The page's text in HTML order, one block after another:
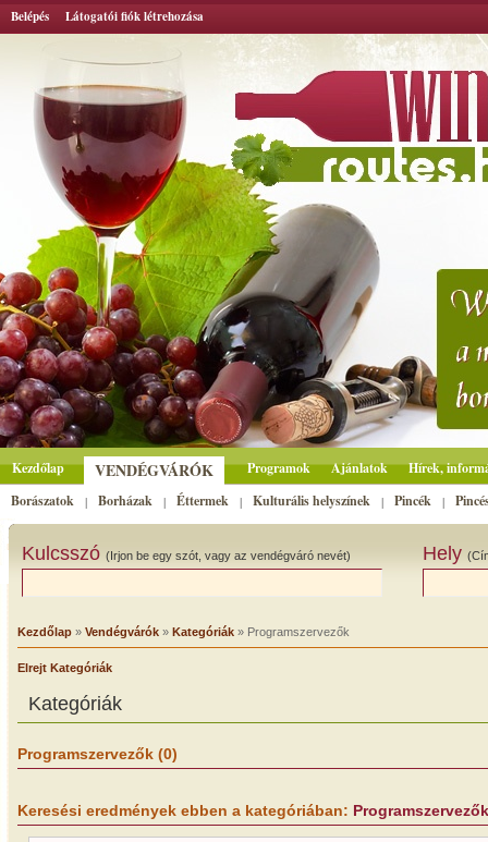
Belépés Látogatói fiók létrehozása
Kezdőlap VENDÉGVÁRÓK Programok Ajánlatok
Hírek,
Borászatok
| Borházak | Éttermek | Kulturális helyszínek | Pincék |
Kulcsszó (Irjon be egy szót, vagy az vendégváró nevét) Hely
Kezdőlap » Vendégvárók » Kategóriák » Programszervezők
Elrejt Kategóriák
Kategóriák
Programszervezők (0)
Keresési eredmények ebben a kategóriában: Programszervezők